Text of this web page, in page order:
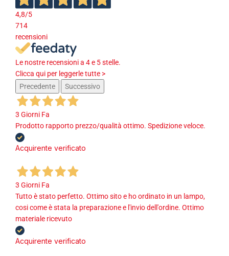
4,8/5
714
recensioni
Le nostre recensioni a 4 e 5 stelle.
Clicca qui per leggerle tutte >
Precedente
Successivo
3 Giorni Fa
Prodotto rapporto prezzo/qualità ottimo. Spedizione veloce.
Acquirente verificato
3 Giorni Fa
Tutto è stato perfetto. Ottimo sito e ho ordinato in un lampo,
cosi come è stata la preparazione e l'invio dell'ordine. Ottimo
materiale ricevuto
Acquirente verificato